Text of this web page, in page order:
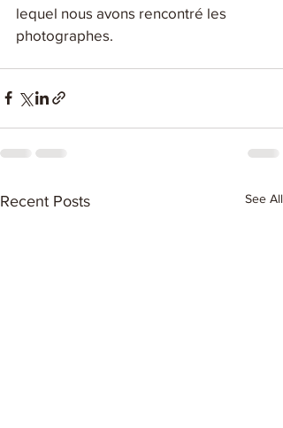
lequel nous avons rencontré les
photographes.
Recent Posts See All